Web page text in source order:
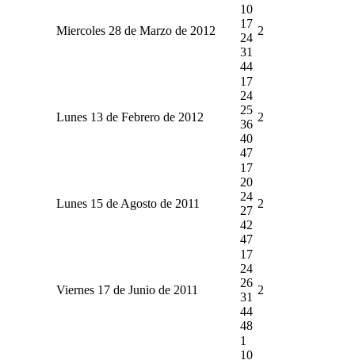
Miercoles 28 de Marzo de 2012
10
17
24
31
44
2
Lunes 13 de Febrero de 2012
17
24
25
36
40
47
2
Lunes 15 de Agosto de 2011
17
20
24
27
42
47
2
Viernes 17 de Junio de 2011
17
24
26
31
44
48
2
1
10